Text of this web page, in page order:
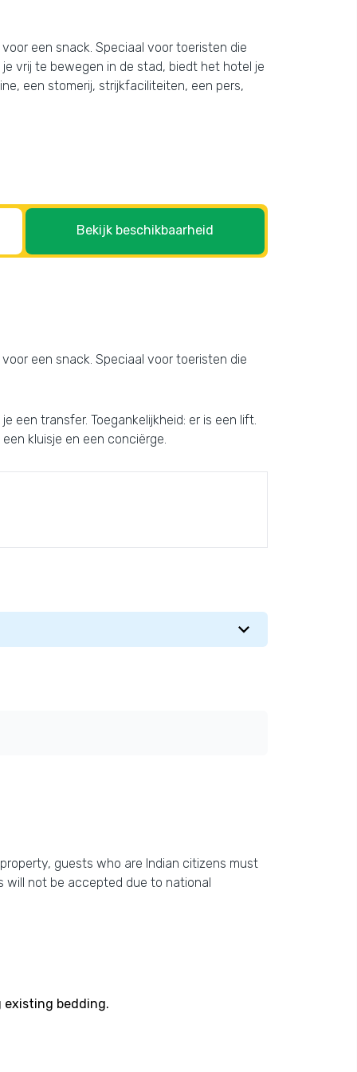
een snack. Speciaal voor toeristen die
vrij te bewegen in de stad, biedt het hotel je
een stomerij, strijkfaciliteiten, een pers,
Bekijk beschikbaarheid
een snack. Speciaal voor toeristen die
een transfer. Toegankelijkheid: er is een lift.
kluisje en een conciërge.
guests who are Indian citizens must
will not be accepted due to national
existing bedding.